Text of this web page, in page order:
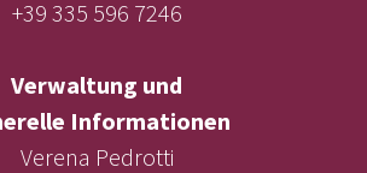
+39 335 596 7246
Verwaltung und
Informationen
Verena Pedrotti